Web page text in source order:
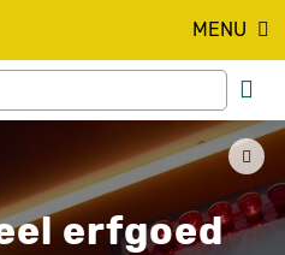
MENU
erfgoed